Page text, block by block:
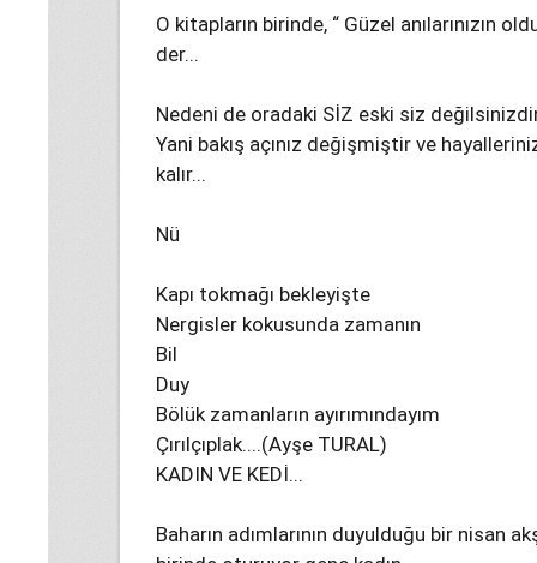
O kitapların birinde, “ Güzel anılarınızın
der...
Nedeni de oradaki SİZ eski siz
Yani bakış açınız değişmiştir ve
kalır...
Nü
Kapı tokmağı bekleyişte
Nergisler kokusunda zamanın
Bil
Duy
Bölük zamanların ayırımındayım
Çırılçıplak....(Ayşe TURAL)
KADIN VE KEDİ...
Baharın adımlarının duyulduğu bir nisan